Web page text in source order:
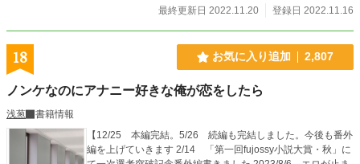
最終更新日 2022.11.20
登録日 2022.11.16
18 お気に入り追加 2,807
ノンケなのにアナニー好きな俺が恋をしたら
浅葱
書籍情報
【12/25 本編完結。5/26 続編も完結しました。今後も番外
編を上げていきます 2/14 「第一回fujossy小説大賞・秋」に